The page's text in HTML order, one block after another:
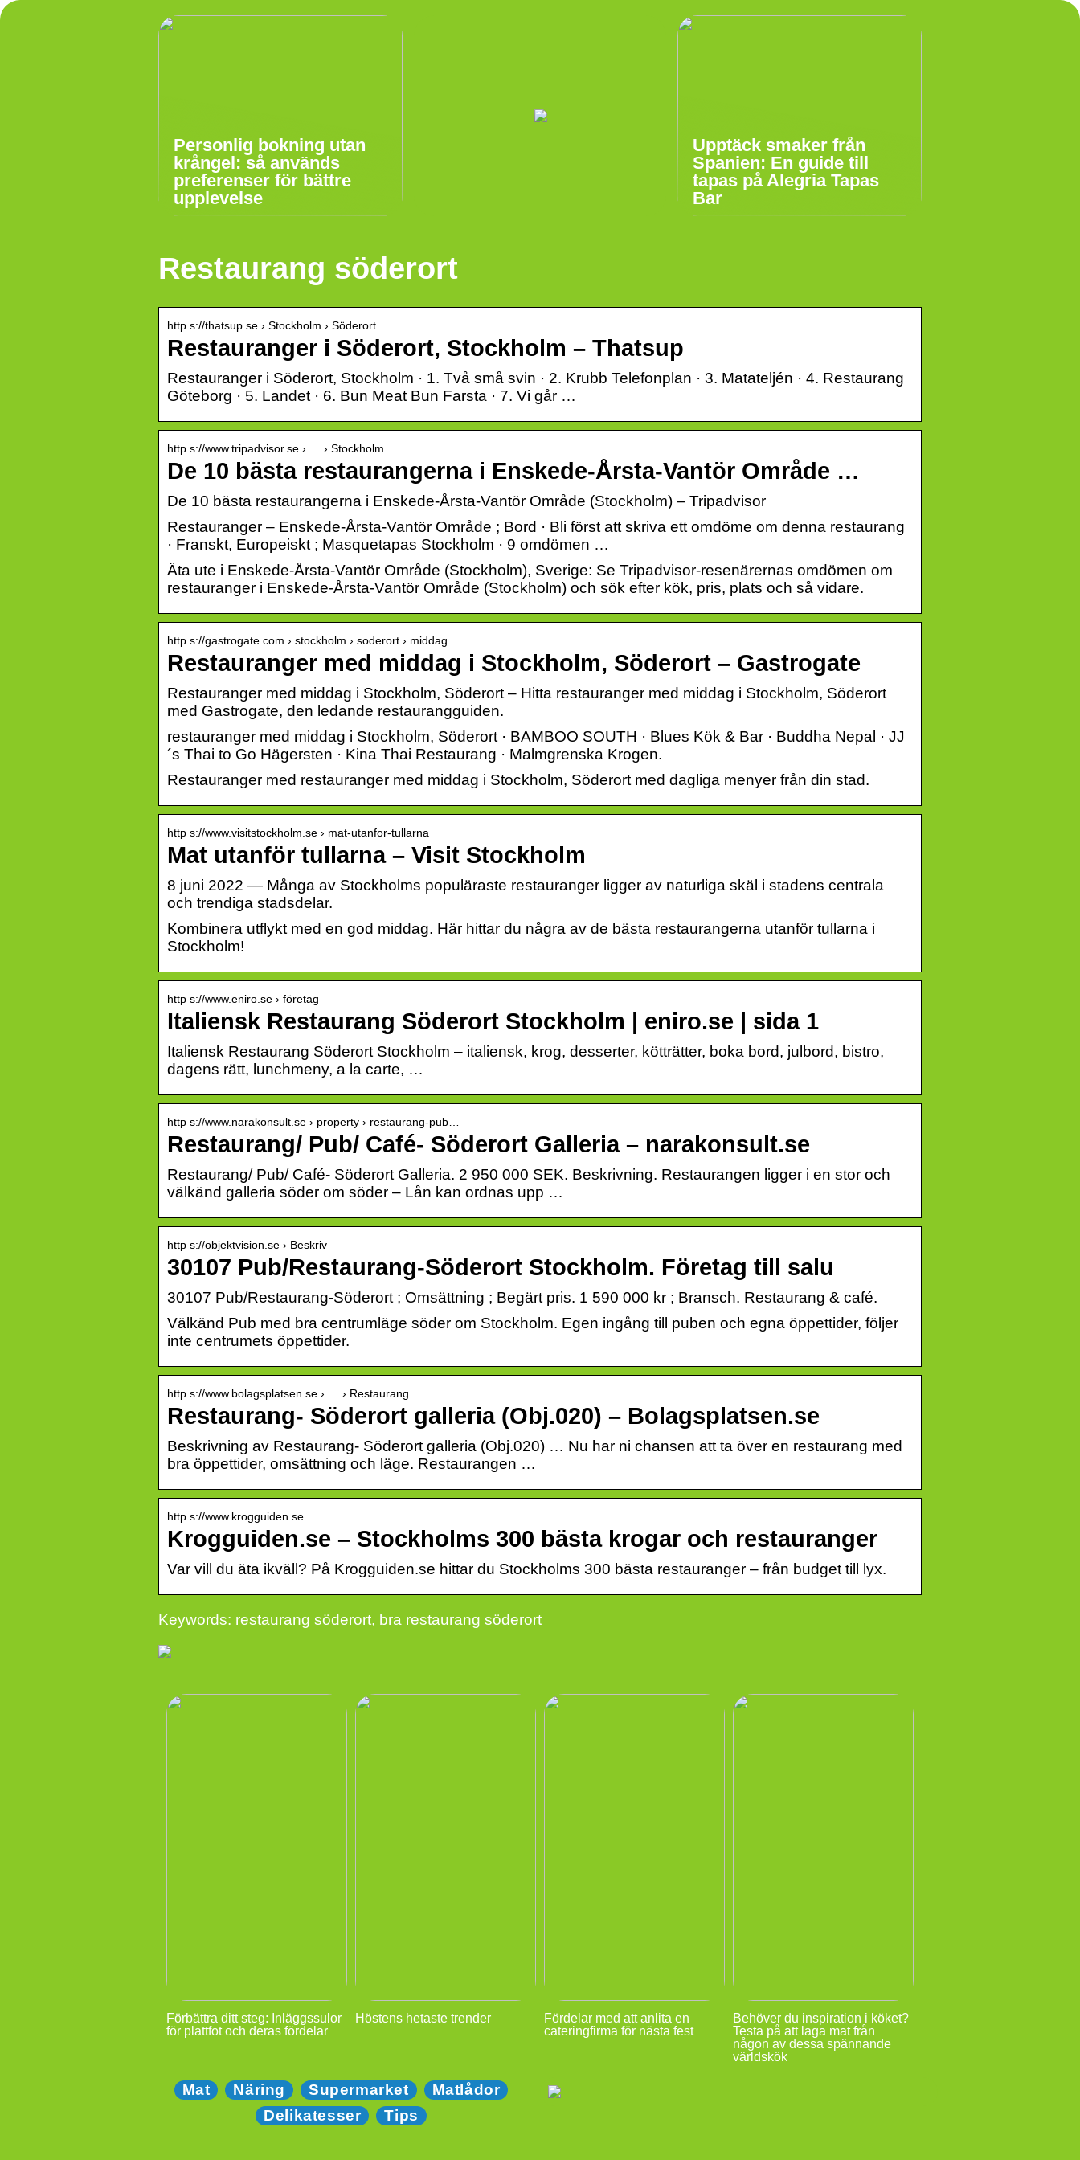
Personlig bokning utan
krångel: så används
preferenser för bättre
upplevelse
Upptäck smaker från
Spanien: En guide till
tapas på Alegria Tapas
Bar
Restaurang söderort
http s://thatsup.se › Stockholm › Söderort
Restauranger i Söderort, Stockholm – Thatsup
Restauranger i Söderort, Stockholm · 1. Två små svin · 2. Krubb Telefonplan · 3. Matateljén · 4. Restaurang
Göteborg · 5. Landet · 6. Bun Meat Bun Farsta · 7. Vi går …
http s://www.tripadvisor.se › … › Stockholm
De 10 bästa restaurangerna i Enskede-Årsta-Vantör Område …
De 10 bästa restaurangerna i Enskede-Årsta-Vantör Område (Stockholm) – Tripadvisor
Restauranger – Enskede-Årsta-Vantör Område ; Bord · Bli först att skriva ett omdöme om denna restaurang
· Franskt, Europeiskt ; Masquetapas Stockholm · 9 omdömen …
Äta ute i Enskede-Årsta-Vantör Område (Stockholm), Sverige: Se Tripadvisor-resenärernas omdömen om
restauranger i Enskede-Årsta-Vantör Område (Stockholm) och sök efter kök, pris, plats och så vidare.
http s://gastrogate.com › stockholm › soderort › middag
Restauranger med middag i Stockholm, Söderort – Gastrogate
Restauranger med middag i Stockholm, Söderort – Hitta restauranger med middag i Stockholm, Söderort
med Gastrogate, den ledande restaurangguiden.
restauranger med middag i Stockholm, Söderort · BAMBOO SOUTH · Blues Kök & Bar · Buddha Nepal · JJ
´s Thai to Go Hägersten · Kina Thai Restaurang · Malmgrenska Krogen.
Restauranger med restauranger med middag i Stockholm, Söderort med dagliga menyer från din stad.
http s://www.visitstockholm.se › mat-utanfor-tullarna
Mat utanför tullarna – Visit Stockholm
8 juni 2022 — Många av Stockholms populäraste restauranger ligger av naturliga skäl i stadens centrala
och trendiga stadsdelar.
Kombinera utflykt med en god middag. Här hittar du några av de bästa restaurangerna utanför tullarna i
Stockholm!
http s://www.eniro.se › företag
Italiensk Restaurang Söderort Stockholm | eniro.se | sida 1
Italiensk Restaurang Söderort Stockholm – italiensk, krog, desserter, kötträtter, boka bord, julbord, bistro,
dagens rätt, lunchmeny, a la carte, …
http s://www.narakonsult.se › property › restaurang-pub…
Restaurang/ Pub/ Café- Söderort Galleria – narakonsult.se
Restaurang/ Pub/ Café- Söderort Galleria. 2 950 000 SEK. Beskrivning. Restaurangen ligger i en stor och
välkänd galleria söder om söder – Lån kan ordnas upp …
http s://objektvision.se › Beskriv
30107 Pub/Restaurang-Söderort Stockholm. Företag till salu
30107 Pub/Restaurang-Söderort ; Omsättning ; Begärt pris. 1 590 000 kr ; Bransch. Restaurang & café.
Välkänd Pub med bra centrumläge söder om Stockholm. Egen ingång till puben och egna öppettider, följer
inte centrumets öppettider.
http s://www.bolagsplatsen.se › … › Restaurang
Restaurang- Söderort galleria (Obj.020) – Bolagsplatsen.se
Beskrivning av Restaurang- Söderort galleria (Obj.020) … Nu har ni chansen att ta över en restaurang med
bra öppettider, omsättning och läge. Restaurangen …
http s://www.krogguiden.se
Krogguiden.se – Stockholms 300 bästa krogar och restauranger
Var vill du äta ikväll? På Krogguiden.se hittar du Stockholms 300 bästa restauranger – från budget till lyx.
Keywords: restaurang söderort, bra restaurang söderort
Förbättra ditt steg: Inläggssulor
för plattfot och deras fördelar
Höstens hetaste trender
Fördelar med att anlita en
cateringfirma för nästa fest
Behöver du inspiration i köket?
Testa på att laga mat från
någon av dessa spännande
världskök
Mat Näring Supermarket
Matlådor
Delikatesser
Tips